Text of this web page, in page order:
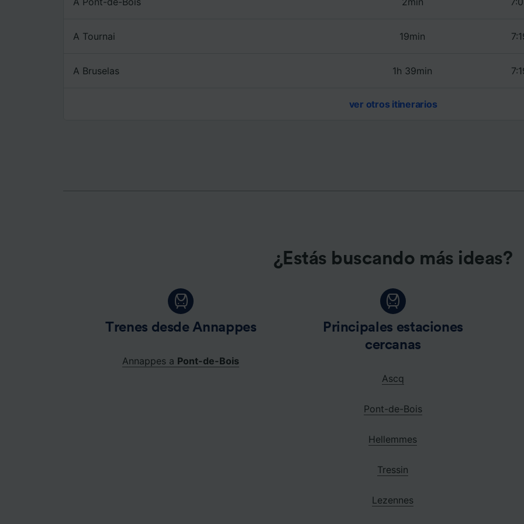
A Tournai 19min
A Bruselas 1h 39min
ver otros itinerarios
¿Estás buscando más ideas?
Trenes desde Annappes
Annappes a Pont-de-Bois
Principales estaciones
cercanas
Ascq
Pont-de-Bois
Hellemmes
Tressin
Lezennes